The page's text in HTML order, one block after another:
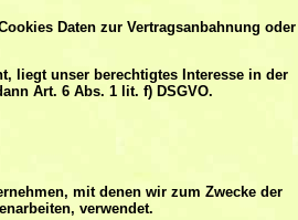
Daten zur Vertragsanbahnung oder
liegt unser berechtigtes Interesse in der
Art. 6 Abs. 1 lit. f) DSGVO.
mit denen wir zum Zwecke der
verwendet.